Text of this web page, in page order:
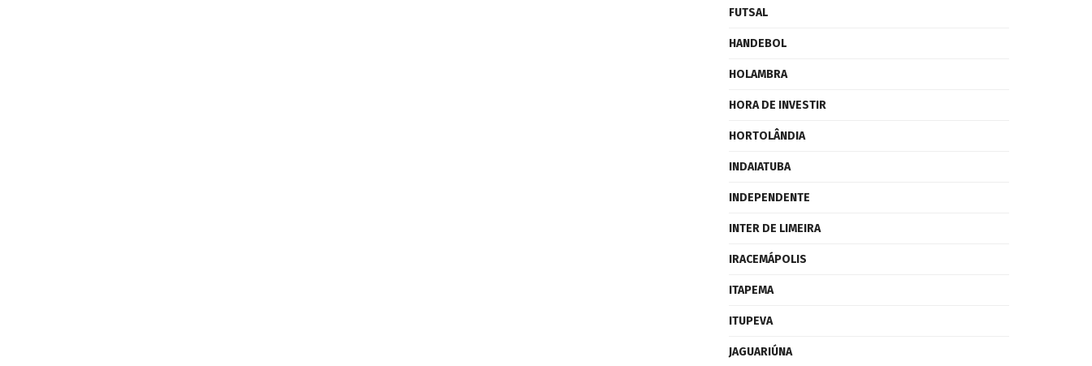
FUTSAL
HANDEBOL
HOLAMBRA
HORA DE INVESTIR
HORTOLÂNDIA
INDAIATUBA
INDEPENDENTE
INTER DE LIMEIRA
IRACEMÁPOLIS
ITAPEMA
ITUPEVA
JAGUARIÚNA